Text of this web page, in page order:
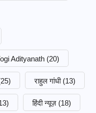
Adityanath (20)
राहुल गांधी (13)
हिंदी न्यूज़ (18)